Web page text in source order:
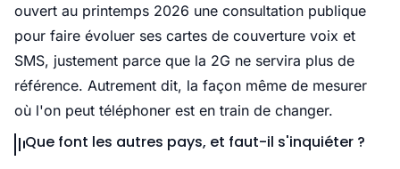
ouvert au printemps 2026 une consultation publique
pour faire évoluer ses cartes de couverture voix et
SMS, justement parce que la 2G ne servira plus de
référence. Autrement dit, la façon même de mesurer
où l'on peut téléphoner est en train de changer.
Que font les autres pays, et faut-il s'inquiéter ?